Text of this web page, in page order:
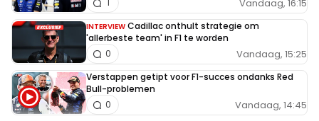
abaveld1541968442
7 mei 18:16
Die man hoort in een psychiatrische kliniek!
Dit bericht is aangepast op:7-05
Vandaag, 16:15
1
INTERVIEW Cadillac onthult strategie om
'allerbeste team' in F1 te worden
Vandaag, 15:25
0
Verstappen getipt voor F1-succes ondanks Red
Bull-problemen
Vandaag, 14:45
0